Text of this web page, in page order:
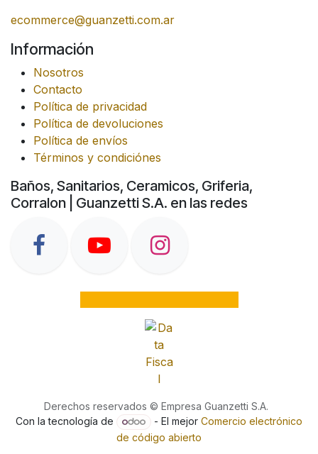
ecommerce@guanzetti.com.ar
Información
Nosotros
Contacto
Política de privacidad
Política de devoluciones
Política de envíos
Términos y condiciónes
Baños, Sanitarios, Ceramicos, Griferia,
Corralon | Guanzetti S.A. en las redes
Derechos reservados © Empresa Guanzetti S.A.
Con la tecnología de
- El mejor Comercio electrónico
de código abierto